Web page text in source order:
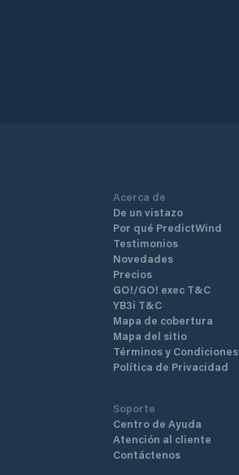
Acerca de
De un vistazo
Por qué PredictWind
Testimonios
Novedades
Precios
GO!/GO! exec T&C
YB3i T&C
Mapa de cobertura
Mapa del sitio
Términos y Condiciones
Política de Privacidad
Soporte
Centro de Ayuda
Atención al cliente
Contáctenos